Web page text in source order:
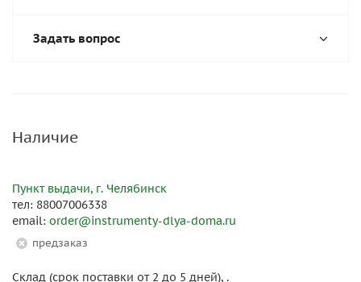
Задать вопрос
Наличие
Пункт выдачи, г. Челябинск
тел: 88007006338
email: order@instrumenty-dlya-doma.ru
Предзаказ
Склад (срок поставки от 2 до 5 дней), .